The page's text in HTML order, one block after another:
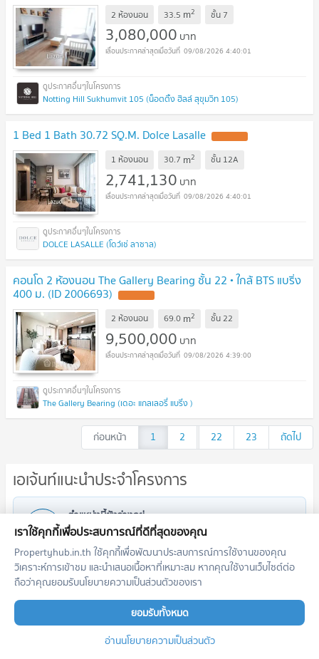
2 ห้องนอน 33.5 m2 ชั้น 7
3,080,000 บาท
09/08/2026 4:40:01
Notting Hill Sukhumvit 105 (น็อตติ้ง ฮิลล์ สุขุมวิท 105)
1 Bed 1 Bath 30.72 SQ.M. Dolce Lasalle
1 ห้องนอน 30.7 m2 ชั้น 12A
2,741,130 บาท
09/08/2026 4:40:01
DOLCE LASALLE (โดว์เช่ ลาซาล)
คอนโด 2 ห้องนอน The Gallery Bearing ชั้น 22 • ใกล้ BTS แบริ่ง
400 ม. (ID 2006693)
2 ห้องนอน 69.0 m2 ชั้น22
9,500,000 บาท
09/08/2026 4:39:00
The Gallery Bearing (เดอะ แกลเลอรี่ แบริ่ง )
ก่อนหน้า 1 2 ...
22 23 ถัดไป
เอเจ้นท์แนะนำประจำโครงการ
ตำแหน่งนี้ยังว่างอยู่
สมัครเป็นนายหน้าแนะนำในพื้นที่นี้
เพิ่มโอกาสสอบถาม รับฝาก เช่า/ขาย อสังหาฯ
ลงทะเบียนตำแหน่งนี้
โครงการใกล้เคียง
เราใช้คุกกี้เพื่อประสบการณ์ที่ดีที่สุดของคุณ
Propertyhub.in.th ใช้คุกกี้เพื่อพัฒนาประสบการณ์การใช้งานของคุณ
วิเคราะห์การเข้าชม และนำเสนอเนื้อหาที่เหมาะสม หากคุณใช้งานเว็บไซต์ต่อ
ถือว่าคุณยอมรับนโยบายความเป็นส่วนตัวของเรา
ยอมรับทั้งหมด
อ่านนโยบายความเป็นส่วนตัว